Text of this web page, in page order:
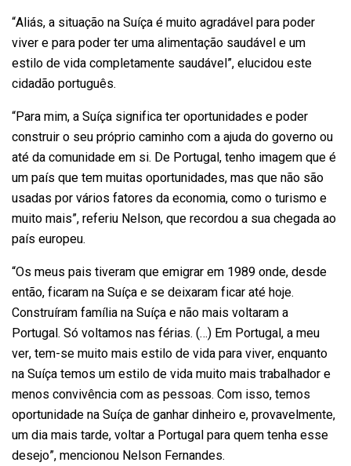
“Aliás, a situação na Suíça é muito agradável para poder
viver e para poder ter uma alimentação saudável e um
estilo de vida completamente saudável”, elucidou este
cidadão português.
“Para mim, a Suíça significa ter oportunidades e poder
construir o seu próprio caminho com a ajuda do governo ou
até da comunidade em si. De Portugal, tenho imagem que é
um país que tem muitas oportunidades, mas que não são
usadas por vários fatores da economia, como o turismo e
muito mais”, referiu Nelson, que recordou a sua chegada ao
país europeu.
“Os meus pais tiveram que emigrar em 1989 onde, desde
então, ficaram na Suíça e se deixaram ficar até hoje.
Construíram família na Suíça e não mais voltaram a
Portugal. Só voltamos nas férias. (…) Em Portugal, a meu
ver, tem-se muito mais estilo de vida para viver, enquanto
na Suíça temos um estilo de vida muito mais trabalhador e
menos convivência com as pessoas. Com isso, temos
oportunidade na Suíça de ganhar dinheiro e, provavelmente,
um dia mais tarde, voltar a Portugal para quem tenha esse
desejo”, mencionou Nelson Fernandes.